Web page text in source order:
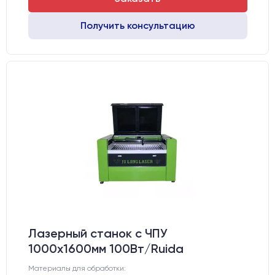
Получить консультацию
Лазерный станок c ЧПУ
1000х1600мм 100Вт/Ruida
Материалы для обработки: